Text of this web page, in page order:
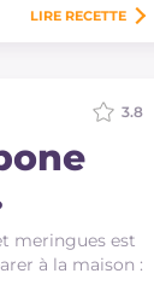
LIRE RECETTE
meringues est
à la maison :
3.8